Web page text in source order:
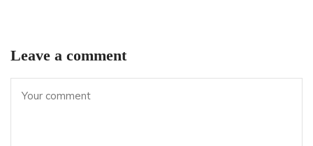
Leave a comment